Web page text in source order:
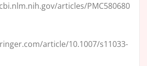
articles/PMC580680
article/10.1007/s11033-